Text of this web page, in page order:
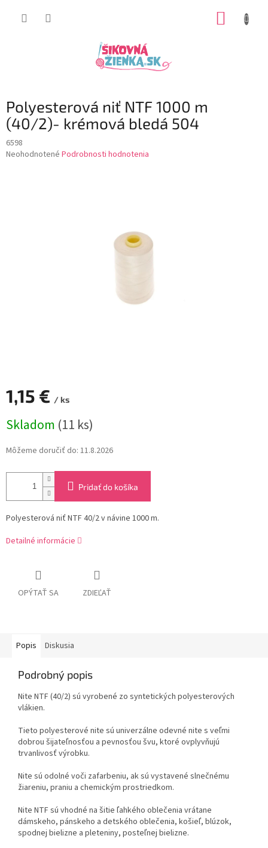
Polyesterová niť NTF 1000 m
(40/2)- krémová bledá 504
6598
Priemerné
Neohodnotené Podrobnosti hodnotenia
1,15 € / ks
cena:
Skladom (11 ks)
Môžeme doručiť do: 11.8.2026
Pridať do košíka
Polyesterová niť NTF 40/2 v návine 1000 m.
Detailné informácie
OPÝTAŤ SA ZDIEĽAŤ
Popis Diskusia
Podrobný popis
Nite NTF (40/2) sú vyrobené zo syntetických polyesterových
vlákien.
Tieto polyesterové nite sú univerzálne odevné nite s veľmi
dobrou šijateľnosťou a pevnosťou švu, ktoré ovplyvňujú
trvanlivosť výrobku.
Nite sú odolné voči zafarbeniu, ak sú vystavené slnečnému
žiareniu, praniu a chemickým prostriedkom.
Nite NTF sú vhodné na šitie ľahkého oblečenia vrátane
dámskeho, pánskeho a detského oblečenia, košieľ, blúzok,
spodnej bielizne a pleteniny, posteľnej bielizne.